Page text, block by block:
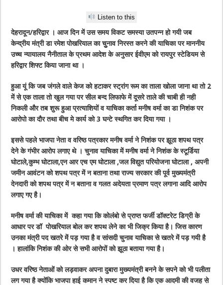
Listen to this
देहरादून/हरिद्वार । आज दिन में उस समय विकट समस्या उतपन्न हो गयी जब
केन्द्रीय मंत्री डा रमेश पोखरियाल का चुुनाव निरस्त करने की याचिका पर माननीय
उच्च न्यायालय नैनीताल के प्रथम आदेश के अनुसार ईवीएम को रायपुर स्टेडियम से
हरिद्वार शिफ्ट किया जाना था ।
हुआ यूं कि जब जंगले वाले केज को हटाकर स्ट्रांग रूम का ताला खोला जाना था तो 2
में से एक ताला तो खुल गया पर सील बन्द लिफाफे में दूसरे ताले की चाबी ही नही
निकली और तब शुरू हुआ प्रत्याशियों व याचिका कर्ता मनीष वर्मा का डा निशंक पर
आरोपो का दौर तथा बीच मे कार्य को 3 घन्टे स्थगित कर दिया गया ।
इससे पहले भाजपा नेता व वरिष्ठ पत्रकार मनीष वर्मा ने निशंक पर झूठा शपथ पत्र
देने के गंभीर आरोप लगाए थे । चुनाव याचिका में मनीष वर्मा ने निशंक के स्टूर्डिया
घोटाले,कुम्भ घोटाला,एन आर एच एम घोटाला ,जल विद्युत परियोजना घोटाला , अपनी
जमीन आवंटन को शपथ पत्र में न बताना तथा राज्य सरकार की पूर्व मुख्यमंत्री
देनदारी को शपथ पत्र में न बताना व गलत अदेयता प्रमाण पत्र लगाना आदि आरोप
लगाए गए है।
मनीष वर्मा की याचिका में कहा गया कि कोलंंबो से प्राप्त फर्जी डॉक्टरेट डिग्री के
आधार पर डॉ पोखरियाल बोल कर शपथ लेने का भी जिक्र किया है। जिस कारण
उनका मंत्री पद खतरे में पड़ गया है व सांसदी चुनाव याचिका से खतरे में पड़ गयी है
। हालांकि निशंक की ओर से सभी आरोपों को झूठा बताया गया है।
उधर वरिष्ठ नेताओं को लड़वाकर अपना दुबारा मुख्यमंत्री बनने के सपने को भी पलीता
लग गया है क्योंकि भाजपा हाई कमान ने स्पष्ट कर दिया है कि एक आदमी की वजह से